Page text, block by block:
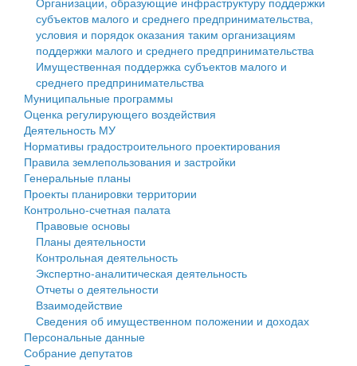
Оценка регулирующего воздействия
Деятельность МУ
Нормативы градостроительного проектирования
Правила землепользования и застройки
Генеральные планы
Проекты планировки территории
Собрание депутатов
Городское поселение
Сельские поселения
субъектов малого и среднего предпринимательства,
условия и порядок оказания таким организациям
поддержки малого и среднего предпринимательства
Имущественная поддержка субъектов малого и
среднего предпринимательства
Муниципальные программы
Оценка регулирующего воздействия
Деятельность МУ
Нормативы градостроительного проектирования
Правила землепользования и застройки
Генеральные планы
Проекты планировки территории
Контрольно-счетная палата
Правовые основы
Планы деятельности
Контрольная деятельность
Экспертно-аналитическая деятельность
Отчеты о деятельности
Взаимодействие
Сведения об имущественном положении и доходах
Персональные данные
Собрание депутатов